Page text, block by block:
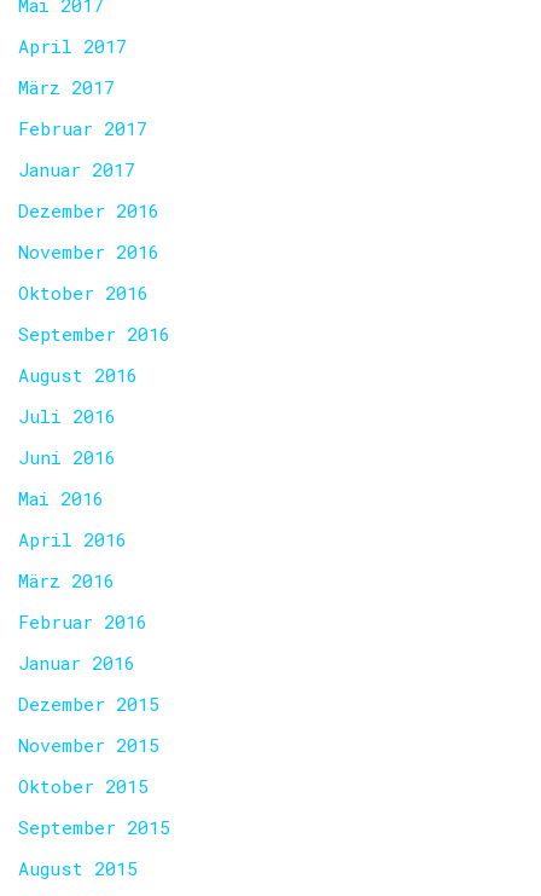
Mai 2017
April 2017
März 2017
Februar 2017
Januar 2017
Dezember 2016
November 2016
Oktober 2016
September 2016
August 2016
Juli 2016
Juni 2016
Mai 2016
April 2016
März 2016
Februar 2016
Januar 2016
Dezember 2015
November 2015
Oktober 2015
September 2015
August 2015